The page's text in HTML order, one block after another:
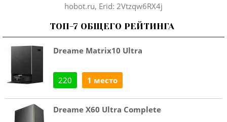
hobot.ru, Erid: 2Vtzqw6RX4j
ТОП-7 ОБЩЕГО РЕЙТИНГА
Dreame Matrix10 Ultra
220 1 место
Dreame X60 Ultra Complete